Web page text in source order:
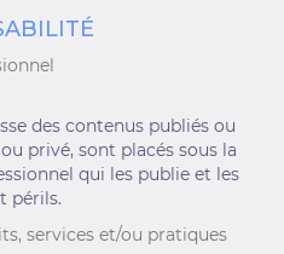
des contenus publiés ou
privé, sont placés sous la
qui les publie et les
périls.
services et/ou pratiques